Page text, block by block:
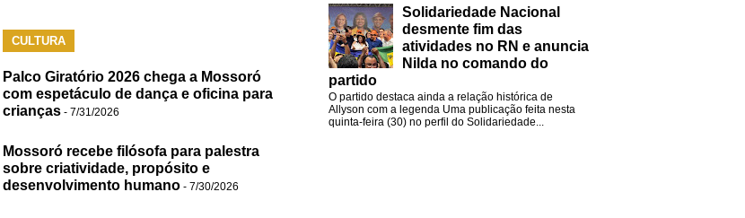
CULTURA
Palco Giratório 2026 chega a Mossoró
com espetáculo de dança e oficina para
crianças - 7/31/2026
Mossoró recebe filósofa para palestra
sobre criatividade, propósito e
desenvolvimento humano - 7/30/2026
Solidariedade Nacional
desmente fim das
atividades no RN e anuncia
Nilda no comando do
partido
O partido destaca ainda a relação histórica de
Allyson com a legenda Uma publicação feita nesta
quinta-feira (30) no perfil do Solidariedade...